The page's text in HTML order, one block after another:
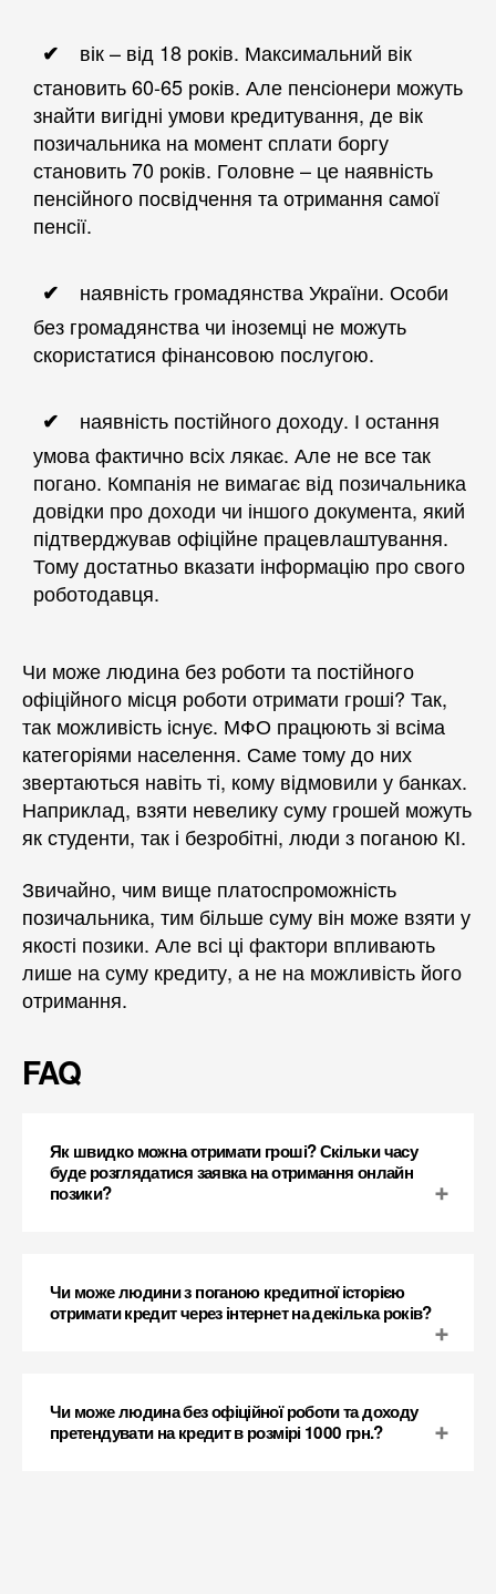
вік – від 18 років. Максимальний вік
становить 60-65 років. Але пенсіонери можуть
знайти вигідні умови кредитування, де вік
позичальника на момент сплати боргу
становить 70 років. Головне – це наявність
пенсійного посвідчення та отримання самої
пенсії.
наявність громадянства України. Особи
без громадянства чи іноземці не можуть
скористатися фінансовою послугою.
наявність постійного доходу. І остання
умова фактично всіх лякає. Але не все так
погано. Компанія не вимагає від позичальника
довідки про доходи чи іншого документа, який
підтверджував офіційне працевлаштування.
Тому достатньо вказати інформацію про свого
роботодавця.
Чи може людина без роботи та постійного
офіційного місця роботи отримати гроші? Так,
так можливість існує. МФО працюють зі всіма
категоріями населення. Саме тому до них
звертаються навіть ті, кому відмовили у банках.
Наприклад, взяти невелику суму грошей можуть
як студенти, так і безробітні, люди з поганою КІ.
Звичайно, чим вище платоспроможність
позичальника, тим більше суму він може взяти у
якості позики. Але всі ці фактори впливають
лише на суму кредиту, а не на можливість його
отримання.
FAQ
Як швидко можна отримати гроші? Скільки часу
буде розглядатися заявка на отримання онлайн
позики?
Чи може людини з поганою кредитної історією
отримати кредит через інтернет на декілька років?
Чи може людина без офіційної роботи та доходу
претендувати на кредит в розмірі 1000 грн.?